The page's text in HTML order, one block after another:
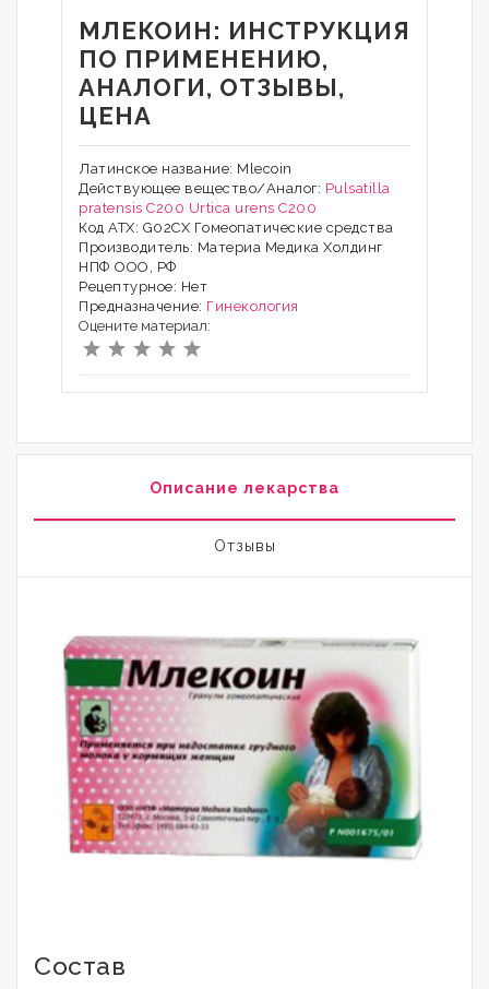
МЛЕКОИН: ИНСТРУКЦИЯ
ПО ПРИМЕНЕНИЮ,
АНАЛОГИ, ОТЗЫВЫ,
ЦЕНА
Латинское название: Mlecoin
Действующее вещество/Аналог: Pulsatilla
pratensis C200 Urtica urens C200
Код АТХ: G02CХ Гомеопатические средства
Производитель: Материа Медика Холдинг
НПФ ООО, РФ
Рецептурное: Нет
Предназначение: Гинекология
Оцените материал:
Описание лекарства
Отзывы
Состав